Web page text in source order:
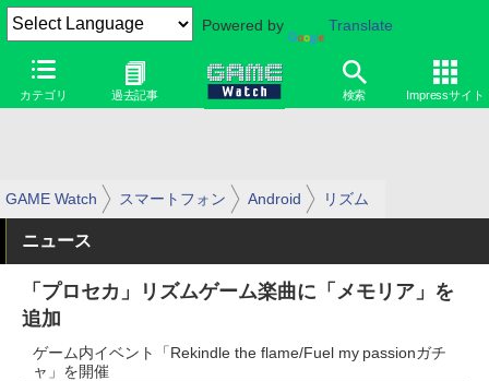
Powered by Translate
カテゴリ 過去記事 検索 Impressサイト
GAME Watch スマートフォン Android リズム
ニュース
「プロセカ」リズムゲーム楽曲に「メモリア」を
追加
ゲーム内イベント「Rekindle the flame/Fuel my passionガチ
ャ」を開催